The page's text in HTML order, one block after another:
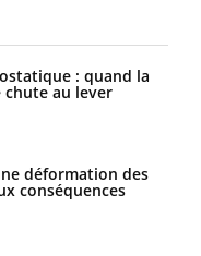
: quand la
au lever
déformation des
conséquences